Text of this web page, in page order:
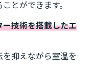
とができます。
ー技術を搭載したエ
抑えながら室温を